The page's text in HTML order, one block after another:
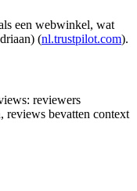
een webwinkel, wat
(nl.trustpilot.com).
reviewers
reviews bevatten context